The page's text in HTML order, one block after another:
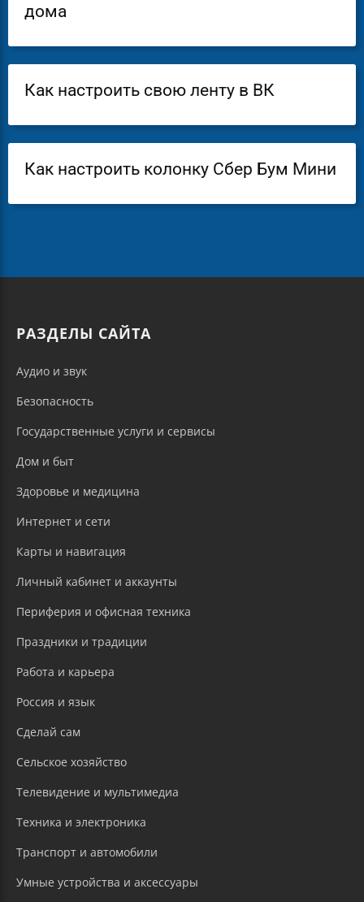
дома
Как настроить свою ленту в ВК
Как настроить колонку Сбер Бум Мини
РАЗДЕЛЫ САЙТА
Аудио и звук
Безопасность
Государственные услуги и сервисы
Дом и быт
Здоровье и медицина
Интернет и сети
Карты и навигация
Личный кабинет и аккаунты
Периферия и офисная техника
Праздники и традиции
Работа и карьера
Россия и язык
Сделай сам
Сельское хозяйство
Телевидение и мультимедиа
Техника и электроника
Транспорт и автомобили
Умные устройства и аксессуары